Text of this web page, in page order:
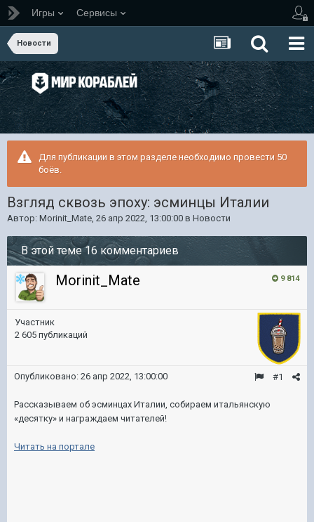
Игры Сервисы
Новости
Для публикации в этом разделе необходимо провести 50
боёв.
Взгляд сквозь эпоху: эсминцы Италии
Автор: Morinit_Mate, 26 апр 2022, 13:00:00 в Новости
В этой теме 16 комментариев
9 814
Morinit_Mate
Участник
2 605 публикаций
#1
Опубликовано: 26 апр 2022, 13:00:00
Рассказываем об эсминцах Италии, собираем итальянскую
«десятку» и награждаем читателей!
Читать на портале